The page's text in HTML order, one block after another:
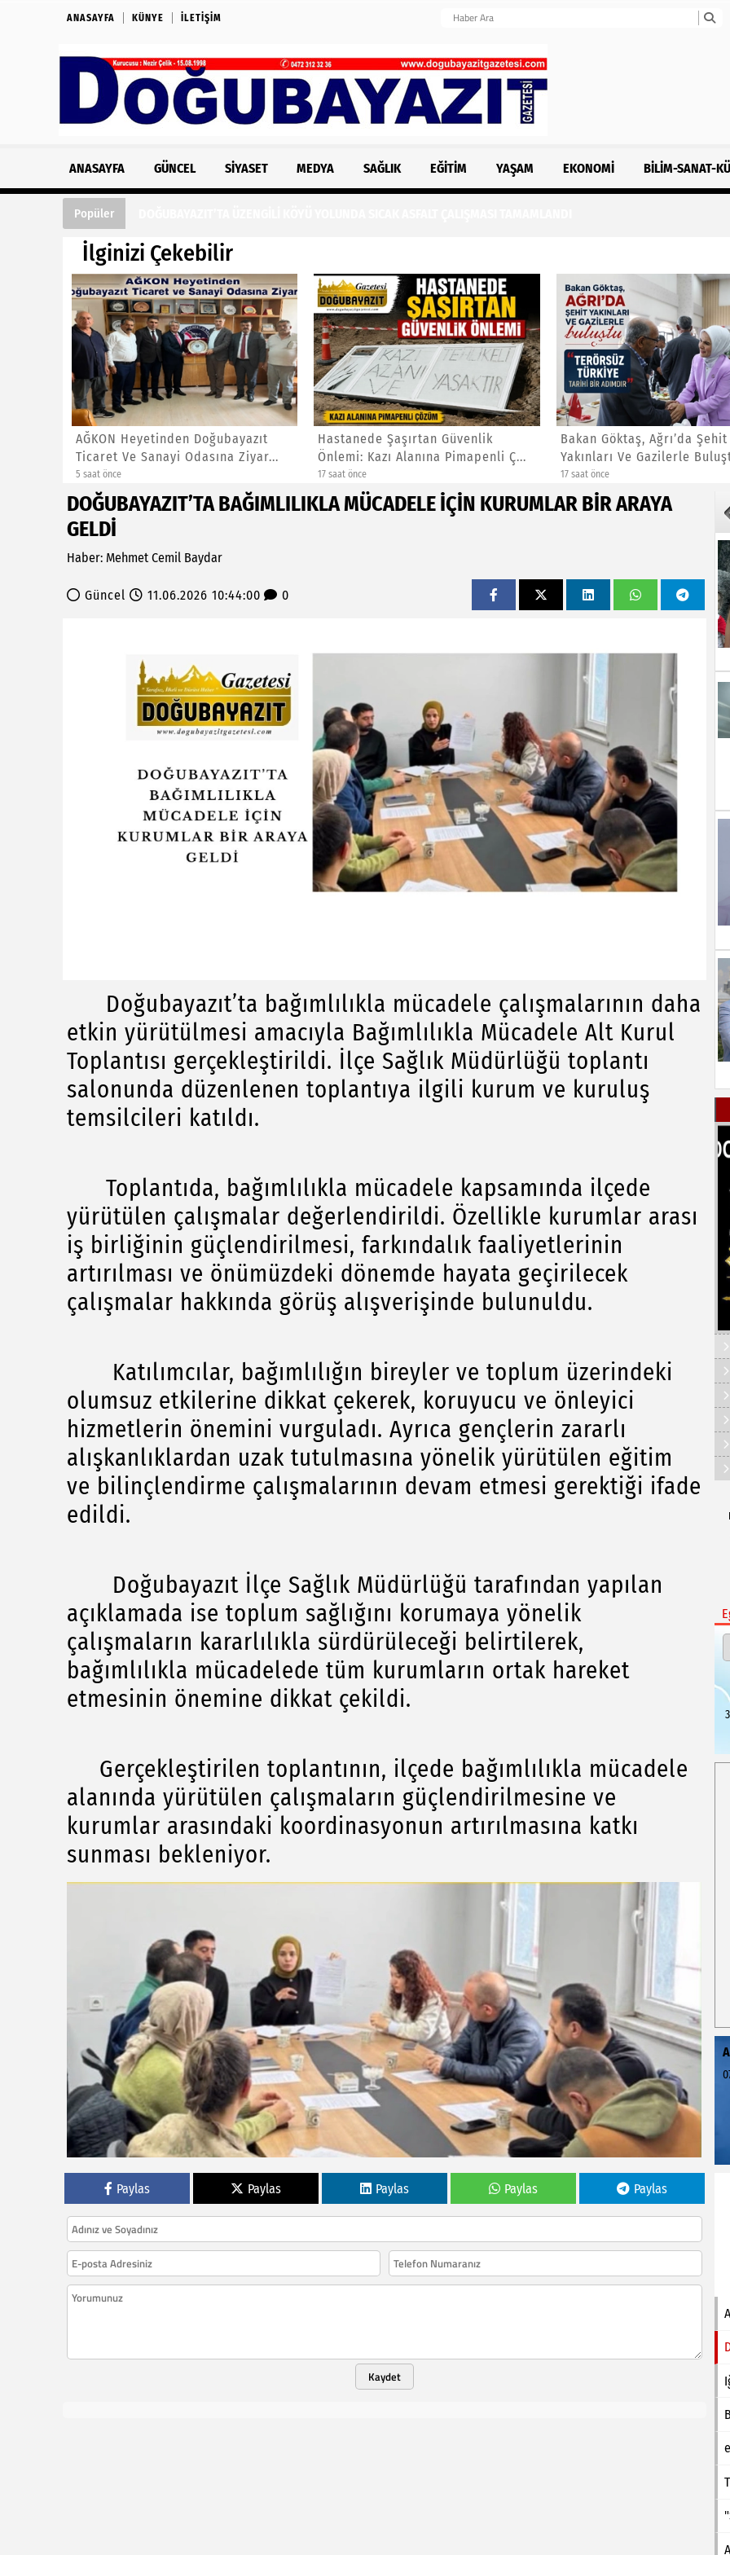
ANASAYFA KÜNYE İLETIŞIM
ANASAYFA GÜNCEL SIYASET MEDYA SAĞLIK EĞITIM YAŞAM EKONOMI BILIM-SANAT-
Popüler
İlginizi Çekebilir
AĞKON Heyetinden Doğubayazıt
Ticaret Ve Sanayi Odasına Ziyar...
5 saat önce
Hastanede Şaşırtan Güvenlik
Önlemi: Kazı Alanına Pimapenli Ç...
17 saat önce
Bakan Göktaş, Ağrı’da Şehit
Yakınları Ve Gazilerle
17 saat önce
DOĞUBAYAZIT’TA BAĞIMLILIKLA MÜCADELE İÇİN KURUMLAR BİR ARAYA
GELDİ
Haber: Mehmet Cemil Baydar
Güncel 11.06.2026 10:44:00 0
Doğubayazıt’ta bağımlılıkla mücadele çalışmalarının daha
etkin yürütülmesi amacıyla Bağımlılıkla Mücadele Alt Kurul
Toplantısı gerçekleştirildi. İlçe Sağlık Müdürlüğü toplantı
salonunda düzenlenen toplantıya ilgili kurum ve kuruluş
temsilcileri katıldı.
Toplantıda, bağımlılıkla mücadele kapsamında ilçede
yürütülen çalışmalar değerlendirildi. Özellikle kurumlar arası
iş birliğinin güçlendirilmesi, farkındalık faaliyetlerinin
artırılması ve önümüzdeki dönemde hayata geçirilecek
çalışmalar hakkında görüş alışverişinde bulunuldu.
Katılımcılar, bağımlılığın bireyler ve toplum üzerindeki
olumsuz etkilerine dikkat çekerek, koruyucu ve önleyici
hizmetlerin önemini vurguladı. Ayrıca gençlerin zararlı
alışkanlıklardan uzak tutulmasına yönelik yürütülen eğitim
ve bilinçlendirme çalışmalarının devam etmesi gerektiği ifade
edildi.
Doğubayazıt İlçe Sağlık Müdürlüğü tarafından yapılan
açıklamada ise toplum sağlığını korumaya yönelik
çalışmaların kararlılıkla sürdürüleceği belirtilerek,
bağımlılıkla mücadelede tüm kurumların ortak hareket
etmesinin önemine dikkat çekildi.
Gerçekleştirilen toplantının, ilçede bağımlılıkla mücadele
alanında yürütülen çalışmaların güçlendirilmesine ve
kurumlar arasındaki koordinasyonun artırılmasına katkı
sunması bekleniyor.
Paylas Paylas Paylas Paylas Paylas
Kaydet